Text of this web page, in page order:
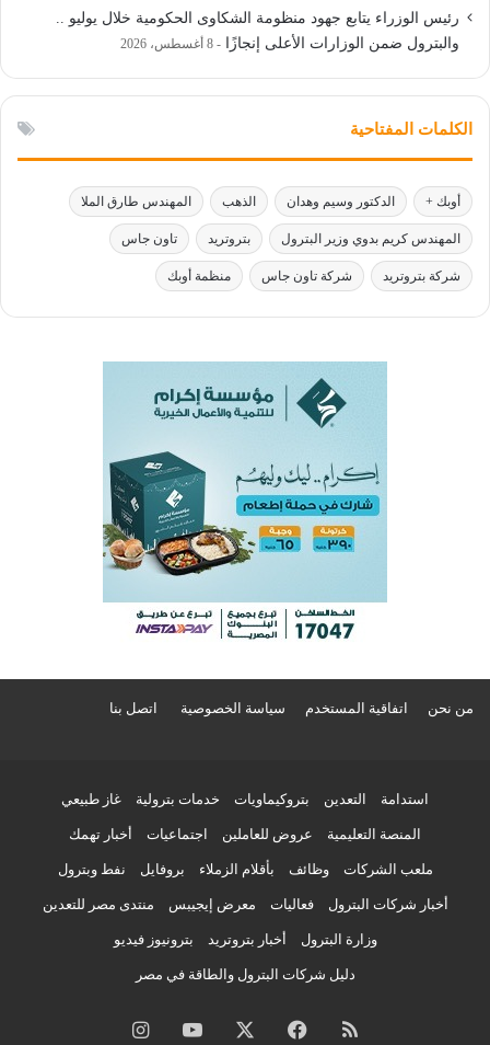
رئيس الوزراء يتابع جهود منظومة الشكاوى الحكومية خلال يوليو ..
والبترول ضمن الوزارات الأعلى إنجازًا
8 أغسطس، 2026
الكلمات المفتاحية
أوبك + الدكتور وسيم وهدان الذهب المهندس طارق الملا
المهندس كريم بدوي وزير البترول بتروتريد تاون جاس
شركة بتروتريد شركة تاون جاس منظمة أوبك
من نحن اتفاقية المستخدم سياسة الخصوصية اتصل بنا
استدامة التعدين بتروكيماويات خدمات بترولية غاز طبيعي
المنصة التعليمية عروض للعاملين اجتماعيات أخبار تهمك
ملعب الشركات وظائف بأقلام الزملاء بروفايل نفط وبترول
أخبار شركات البترول فعاليات معرض إيجيبس منتدى مصر للتعدين
وزارة البترول أخبار بتروتريد بترونيوز فيديو
دليل شركات البترول والطاقة في مصر
ملخصفيسبوك ‫YouTubeانستقرام